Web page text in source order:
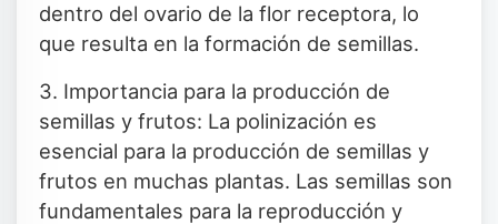
dentro del ovario de la flor receptora, lo
que resulta en la formación de semillas.
3. Importancia para la producción de
semillas y frutos: La polinización es
esencial para la producción de semillas y
frutos en muchas plantas. Las semillas son
fundamentales para la reproducción y